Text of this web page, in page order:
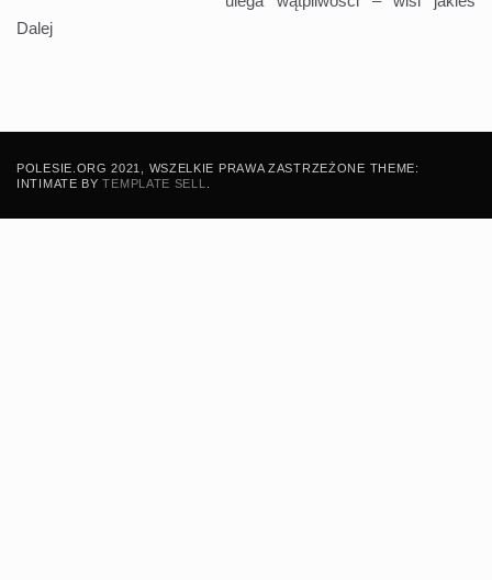
Dalej
POLESIE.ORG 2021, WSZELKIE PRAWA ZASTRZEŻONE THEME:
INTIMATE BYTEMPLATE SELL